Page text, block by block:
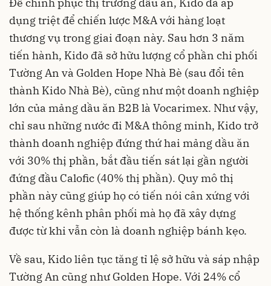
dụng triệt để chiến lược M&A với hàng loạt
thương vụ trong giai đoạn này. Sau hơn 3 năm
tiến hành, Kido đã sở hữu lượng cổ phần chi phối
Tường An và Golden Hope Nhà Bè (sau đổi tên
thành Kido Nhà Bè), cũng như một doanh nghiệp
lớn của mảng dầu ăn B2B là Vocarimex. Như vậy,
chỉ sau những nước đi M&A thông minh, Kido trở
thành doanh nghiệp đứng thứ hai mảng dầu ăn
với 30% thị phần, bắt đầu tiến sát lại gần người
đứng đầu Calofic (40% thị phần). Quy mô thị
phần này cũng giúp họ có tiến nói cân xứng với
hệ thống kênh phân phối mà họ đã xây dựng
được từ khi vẫn còn là doanh nghiệp bánh kẹo.
Về sau, Kido liên tục tăng tỉ lệ sở hữu và sáp nhập
Tường An cũng như Golden Hope. Với 24% cổ